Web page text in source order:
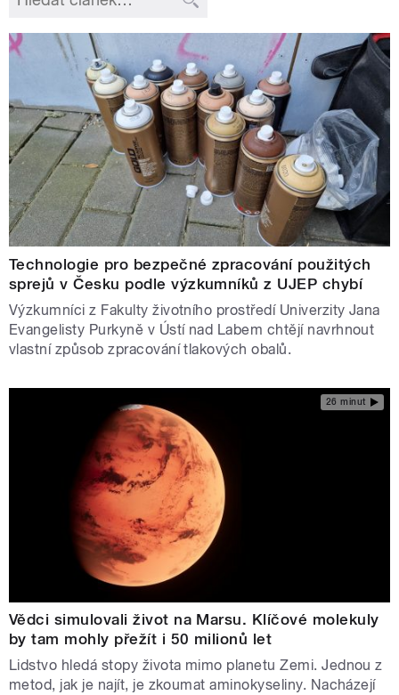
Technologie pro bezpečné zpracování použitých
sprejů v Česku podle výzkumníků z UJEP chybí
Výzkumníci z Fakulty životního prostředí Univerzity Jana
Evangelisty Purkyně v Ústí nad Labem chtějí navrhnout
vlastní způsob zpracování tlakových obalů.
26 minut
Vědci simulovali život na Marsu. Klíčové molekuly
by tam mohly přežít i 50 milionů let
Lidstvo hledá stopy života mimo planetu Zemi. Jednou z
metod, jak je najít, je zkoumat aminokyseliny. Nacházejí